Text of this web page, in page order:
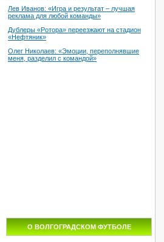
Лев Иванов: «Игра и результат – лучшая
реклама для любой команды»
Дублеры «Ротора» переезжают на стадион
«Нефтяник»
Олег Николаев: «Эмоции, переполнявшие
меня, разделил с командой»
О ВОЛГОГРАДСКОМ ФУТБОЛЕ